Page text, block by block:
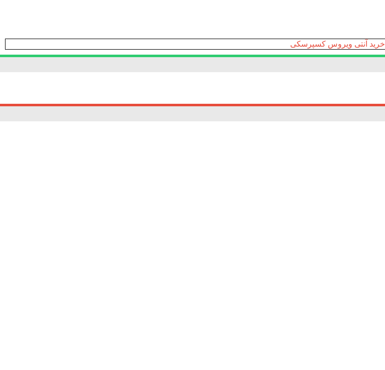
خرید آنتی ویروس کسپرسکی